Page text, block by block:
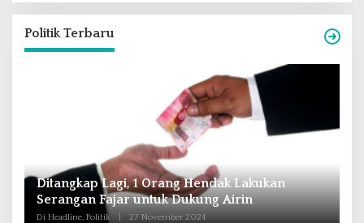
Politik Terbaru
Andra Soni : Perbaiki Pendidikan dan
Tingkatkan SDM Untuk Banten Lebih Maju
Di Headline, Nasional, Politik | 16 Oktober 2024